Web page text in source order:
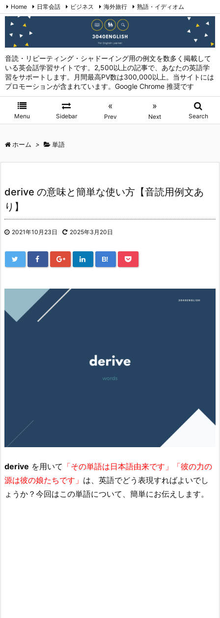
音読・リピーティング・シャドーイング用の例文を数多く掲載して
いる英会話学習サイトです。2,500以上の記事で、あなたの英語学
習をサポートします。月間最高PV数は300,000以上。当サイトには
プロモーションが含まれています。Google Chrome 推奨です
Menu Sidebar
«
Prev
»
Next Search
Home 日常会話 ビジネス 海外旅行
熟語・イディオム
英会話表現 (日本語→英語)
お問い合わせ
ホーム > 単語
derive の意味と簡単な使い方【音読用例文あ
り】
2021年10月23日 2025年3月20日
B!
derive を用いて 「その単語は日本語由来です」「彼の力の
源は彼の娘たちです」 は、英語でどう表現すればよいでし
ょうか？今回はこの単語について、簡単にお伝えします。